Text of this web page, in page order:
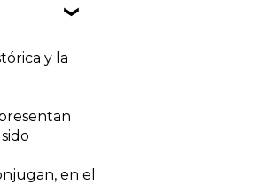
y la
en el